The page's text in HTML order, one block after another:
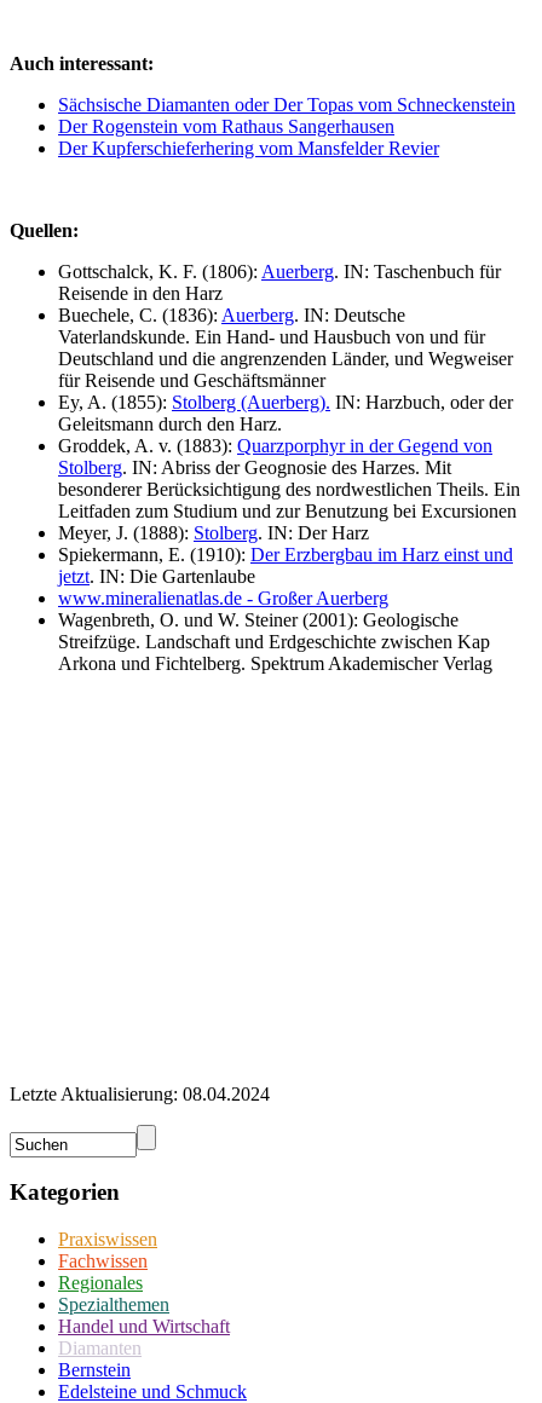
Auch interessant:
Sächsische Diamanten oder Der Topas vom Schneckenstein
Der Rogenstein vom Rathaus Sangerhausen
Der Kupferschieferhering vom Mansfelder Revier
Quellen:
Gottschalck, K. F. (1806): Auerberg. IN: Taschenbuch für
Reisende in den Harz
Buechele, C. (1836): Auerberg. IN: Deutsche
Vaterlandskunde. Ein Hand- und Hausbuch von und für
Deutschland und die angrenzenden Länder, und Wegweiser
für Reisende und Geschäftsmänner
Ey, A. (1855): Stolberg (Auerberg). IN: Harzbuch, oder der
Geleitsmann durch den Harz.
Groddek, A. v. (1883): Quarzporphyr in der Gegend von
Stolberg. IN: Abriss der Geognosie des Harzes. Mit
besonderer Berücksichtigung des nordwestlichen Theils. Ein
Leitfaden zum Studium und zur Benutzung bei Excursionen
Meyer, J. (1888): Stolberg. IN: Der Harz
Spiekermann, E. (1910): Der Erzbergbau im Harz einst und
jetzt. IN: Die Gartenlaube
www.mineralienatlas.de - Großer Auerberg
Wagenbreth, O. und W. Steiner (2001): Geologische
Streifzüge. Landschaft und Erdgeschichte zwischen Kap
Arkona und Fichtelberg. Spektrum Akademischer Verlag
Letzte Aktualisierung: 08.04.2024
Kategorien
Praxiswissen
Fachwissen
Regionales
Spezialthemen
Handel und Wirtschaft
Diamanten
Bernstein
Edelsteine und Schmuck